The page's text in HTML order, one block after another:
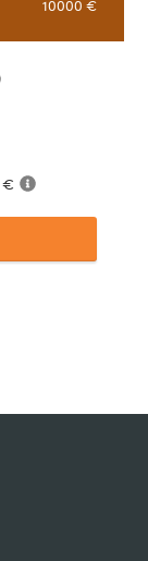
10000 €
€